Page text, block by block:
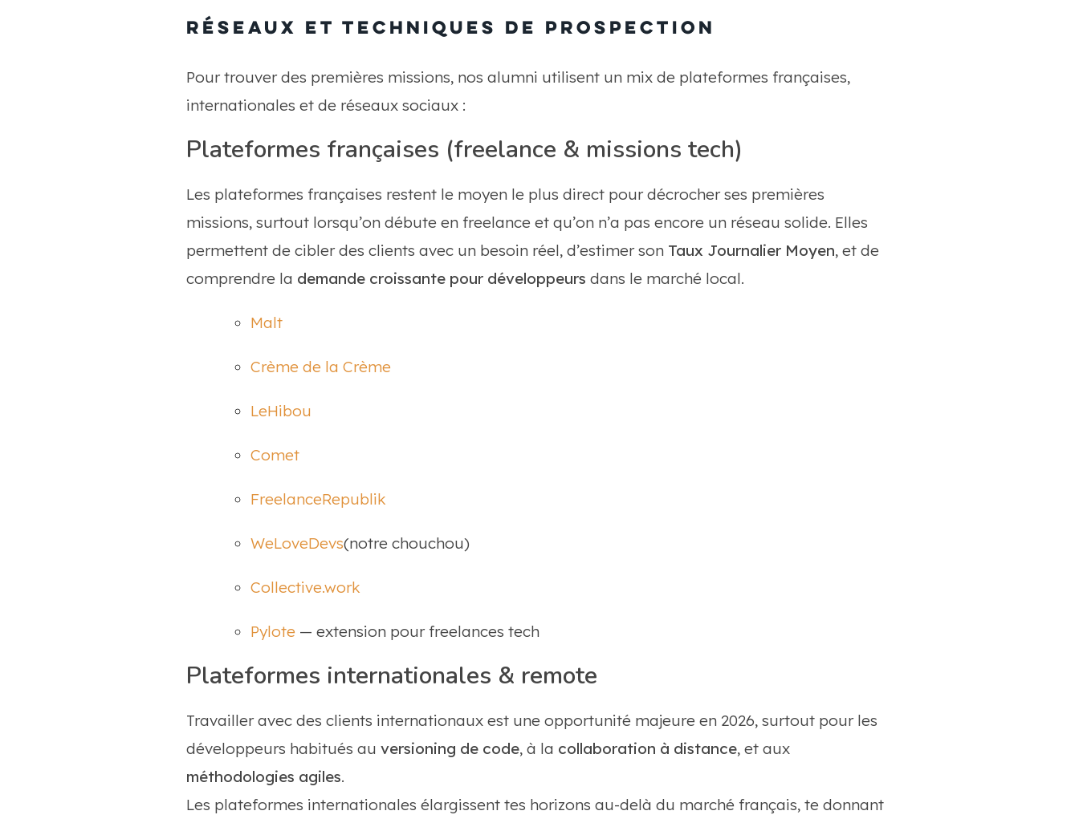
réseaux et techniques de prospection
Pour trouver des premières missions, nos alumni utilisent un mix de plateformes françaises,
internationales et de réseaux sociaux :
Plateformes françaises (freelance & missions tech)
Les plateformes françaises restent le moyen le plus direct pour décrocher ses premières
missions, surtout lorsqu’on débute en freelance et qu’on n’a pas encore un réseau solide. Elles
permettent de cibler des clients avec un besoin réel, d’estimer son Taux Journalier Moyen, et de
comprendre la demande croissante pour développeurs dans le marché local.
Malt
Crème de la Crème
LeHibou
Comet
FreelanceRepublik
WeLoveDevs(notre chouchou)
Collective.work
Pylote— extension pour freelances tech
Plateformes internationales & remote
Travailler avec des clients internationaux est une opportunité majeure en 2026, surtout pour les
développeurs habitués au versioning de code, à la collaboration à distance, et aux
méthodologies agiles.
Les plateformes internationales élargissent tes horizons au-delà du marché français, te donnant